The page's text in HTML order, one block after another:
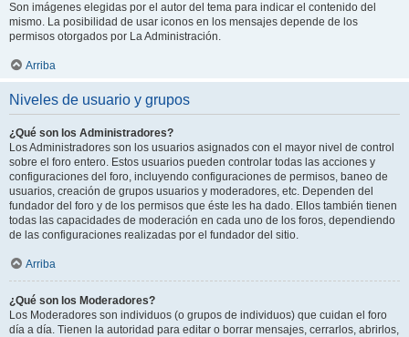
Son imágenes elegidas por el autor del tema para indicar el contenido del
mismo. La posibilidad de usar iconos en los mensajes depende de los
permisos otorgados por La Administración.
Arriba
Niveles de usuario y grupos
¿Qué son los Administradores?
Los Administradores son los usuarios asignados con el mayor nivel de control
sobre el foro entero. Estos usuarios pueden controlar todas las acciones y
configuraciones del foro, incluyendo configuraciones de permisos, baneo de
usuarios, creación de grupos usuarios y moderadores, etc. Dependen del
fundador del foro y de los permisos que éste les ha dado. Ellos también tienen
todas las capacidades de moderación en cada uno de los foros, dependiendo
de las configuraciones realizadas por el fundador del sitio.
Arriba
¿Qué son los Moderadores?
Los Moderadores son individuos (o grupos de individuos) que cuidan el foro
día a día. Tienen la autoridad para editar o borrar mensajes, cerrarlos, abrirlos,